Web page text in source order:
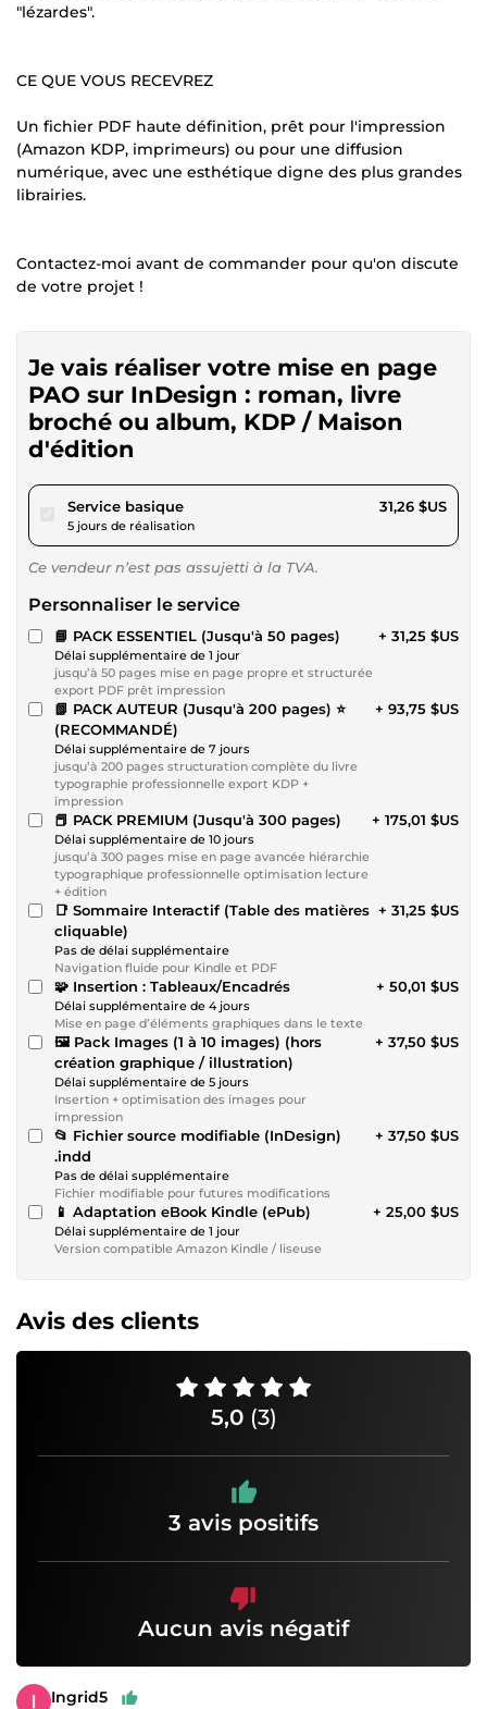
"lézardes".
CE QUE VOUS RECEVREZ
Un fichier PDF haute définition, prêt pour l'impression
(Amazon KDP, imprimeurs) ou pour une diffusion
numérique, avec une esthétique digne des plus grandes
librairies.
Contactez-moi avant de commander pour qu'on discute
de votre projet !
Je vais réaliser votre mise en page
PAO sur InDesign : roman, livre
broché ou album, KDP / Maison
d'édition
Service basiquepour 28,80 $US
5 jours de réalisation
31,26 $US
Ce vendeur n’est pas assujetti à la TVA.
Personnaliser le service
📘 PACK ESSENTIEL (Jusqu'à 50 pages)
Délai supplémentaire de 1 jour
jusqu’à 50 pages mise en page propre et structurée
export PDF prêt impression
+ 31,25 $US
📗 PACK AUTEUR (Jusqu'à 200 pages) ⭐
(RECOMMANDÉ)
Délai supplémentaire de 7 jours
jusqu’à 200 pages structuration complète du livre
typographie professionnelle export KDP +
impression
+ 93,75 $US
📕 PACK PREMIUM (Jusqu'à 300 pages)
Délai supplémentaire de 10 jours
jusqu’à 300 pages mise en page avancée hiérarchie
typographique professionnelle optimisation lecture
+ édition
+ 175,01 $US
📑 Sommaire Interactif (Table des matières
cliquable)
Pas de délai supplémentaire
Navigation fluide pour Kindle et PDF
+ 31,25 $US
🧩 Insertion : Tableaux/Encadrés
Délai supplémentaire de 4 jours
Mise en page d’éléments graphiques dans le texte
+ 50,01 $US
🖼 Pack Images (1 à 10 images) (hors
création graphique / illustration)
Délai supplémentaire de 5 jours
Insertion + optimisation des images pour
impression
+ 37,50 $US
📂 Fichier source modifiable (InDesign)
.indd
Pas de délai supplémentaire
Fichier modifiable pour futures modifications
+ 37,50 $US
📱 Adaptation eBook Kindle (ePub)
Délai supplémentaire de 1 jour
Version compatible Amazon Kindle / liseuse
+ 25,00 $US
Avis des clients
5,0 (3)
3 avis positifs
Aucun avis négatif
Ingrid5